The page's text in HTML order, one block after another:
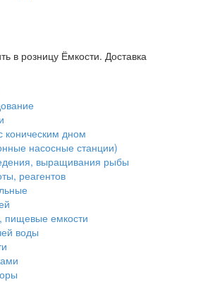
в розницу Ёмкости. Доставка
коническим дном
насосные станции)
выращивания рыбы
реагентов
пищевые емкости
воды